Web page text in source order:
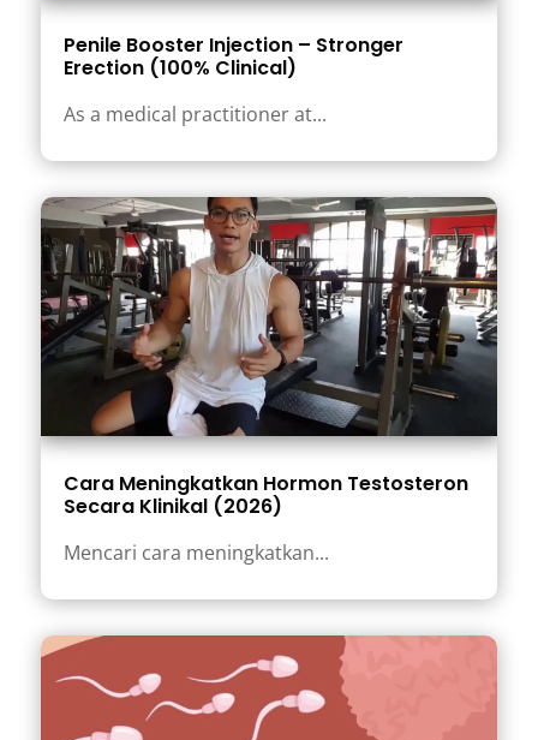
Penile Booster Injection – Stronger
Erection (100% Clinical)
As a medical practitioner at...
Cara Meningkatkan Hormon Testosteron
Secara Klinikal (2026)
Mencari cara meningkatkan...